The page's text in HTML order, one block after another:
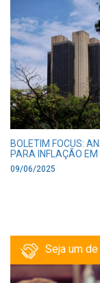
BOLETIM FOCUS:
PARA INFLAÇÃO
09/06/2025
Seja um